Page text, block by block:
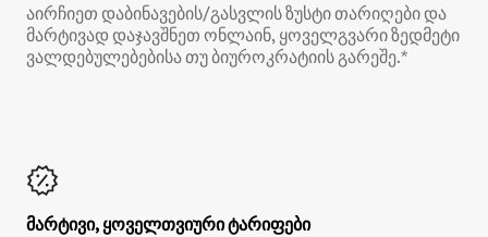
აირჩიეთ დაბინავების/გასვლის ზუსტი თარიღები და
მარტივად დაჯავშნეთ ონლაინ, ყოველგვარი ზედმეტი
ვალდებულებებისა თუ ბიუროკრატიის გარეშე.*
მარტივი, ყოველთვიური ტარიფები